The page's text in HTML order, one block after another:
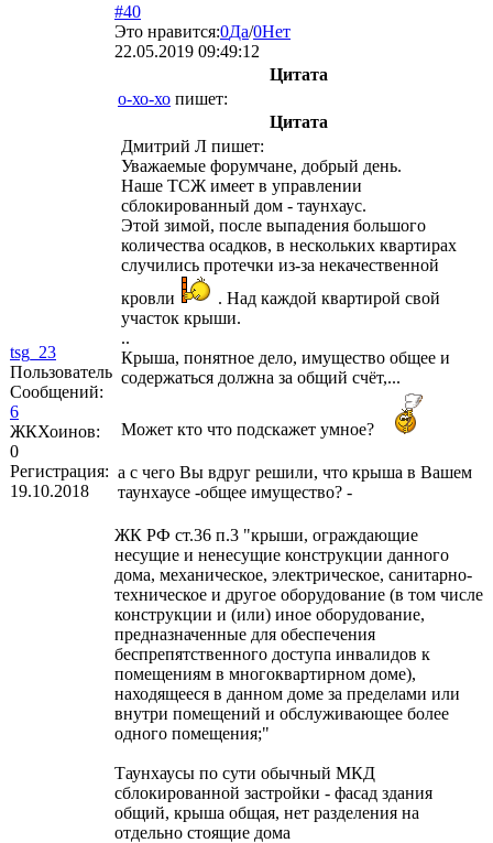
tsg_23
Пользователь
Сообщений:
6
ЖКХоинов:
0
Регистрация:
19.10.2018
#40
Это нравится:0Да/0Нет
22.05.2019 09:49:12
Цитата
о-хо-хо пишет:
Цитата
Дмитрий Л пишет:
Уважаемые форумчане, добрый день.
Наше ТСЖ имеет в управлении
сблокированный дом - таунхаус.
Этой зимой, после выпадения большого
количества осадков, в нескольких квартирах
случились протечки из-за некачественной
кровли
. Над каждой квартирой свой
участок крыши.
..
Крыша, понятное дело, имущество общее и
содержаться должна за общий счёт,...
Может кто что подскажет умное?
а с чего Вы вдруг решили, что крыша в Вашем
таунхаусе -общее имущество? -
ЖК РФ ст.36 п.3 "крыши, ограждающие
несущие и ненесущие конструкции данного
дома, механическое, электрическое, санитарно-
техническое и другое оборудование (в том числе
конструкции и (или) иное оборудование,
предназначенные для обеспечения
беспрепятственного доступа инвалидов к
помещениям в многоквартирном доме),
находящееся в данном доме за пределами или
внутри помещений и обслуживающее более
одного помещения;"
Таунхаусы по сути обычный МКД
сблокированной застройки - фасад здания
общий, крыша общая, нет разделения на
отдельно стоящие дома